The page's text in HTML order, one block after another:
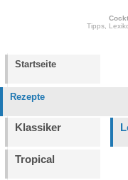
Tipps,
Startseite
Rezepte
Klassiker
Tropical